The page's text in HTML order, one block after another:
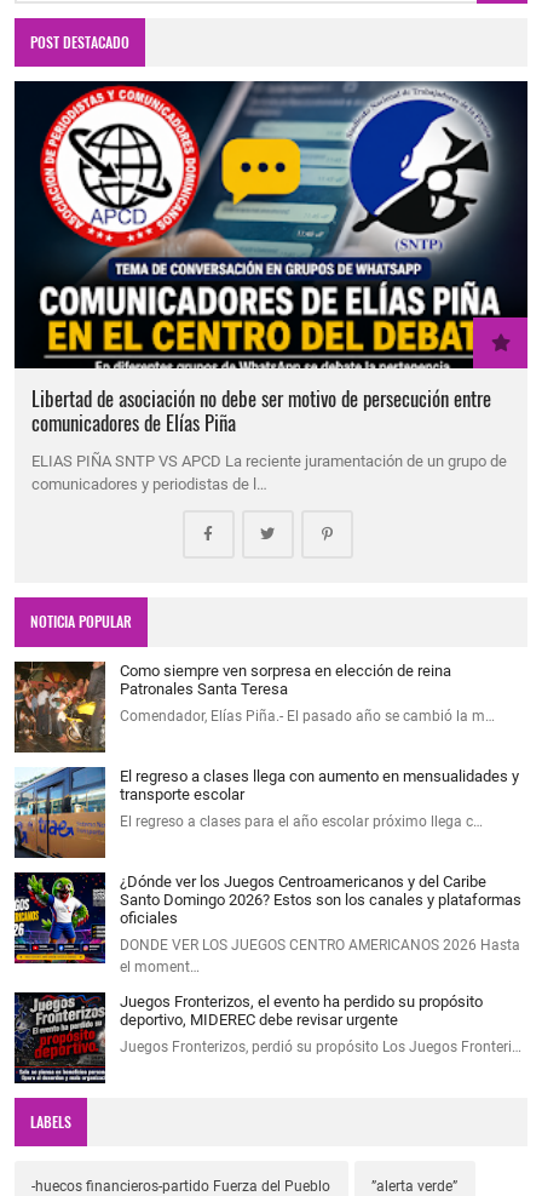
POST DESTACADO
Libertad de asociación no debe ser motivo de persecución entre
comunicadores de Elías Piña
ELIAS PIÑA SNTP VS APCD La reciente juramentación de un grupo de
comunicadores y periodistas de l…
NOTICIA POPULAR
Como siempre ven sorpresa en elección de reina
Patronales Santa Teresa
Comendador, Elías Piña.- El pasado año se cambió la m…
El regreso a clases llega con aumento en mensualidades y
transporte escolar
El regreso a clases para el año escolar próximo llega c…
¿Dónde ver los Juegos Centroamericanos y del Caribe
Santo Domingo 2026? Estos son los canales y plataformas
oficiales
DONDE VER LOS JUEGOS CENTRO AMERICANOS 2026 Hasta
el moment…
Juegos Fronterizos, el evento ha perdido su propósito
deportivo, MIDEREC debe revisar urgente
Juegos Fronterizos, perdió su propósito Los Juegos Fronteri…
LABELS
-huecos financieros-partido Fuerza del Pueblo ”alerta verde”